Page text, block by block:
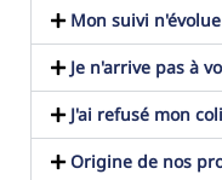
Mon suivi
Je n'arrive pas à
J'ai refusé mon
Origine de nos